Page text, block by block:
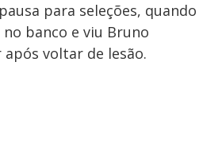
para seleções, quando
banco e viu Bruno
voltar de lesão.